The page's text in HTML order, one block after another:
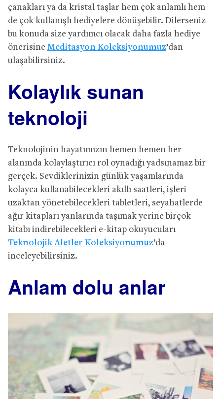
çanakları ya da kristal taşlar hem çok anlamlı hem
de çok kullanışlı hediyelere dönüşebilir. Dilerseniz
bu konuda size yardımcı olacak daha fazla hediye
önerisine Meditasyon Koleksiyonumuz’dan
ulaşabilirsiniz.
Kolaylık sunan
teknoloji
Teknolojinin hayatımızın hemen hemen her
alanında kolaylaştırıcı rol oynadığı yadsınamaz bir
gerçek. Sevdiklerinizin günlük yaşamlarında
kolayca kullanabilecekleri akıllı saatleri, işleri
uzaktan yönetebilecekleri tabletleri, seyahatlerde
ağır kitapları yanlarında taşımak yerine birçok
kitabı indirebilecekleri e-kitap okuyucuları
Teknolojik Aletler Koleksiyonumuz’da
inceleyebilirsiniz.
Anlam dolu anlar